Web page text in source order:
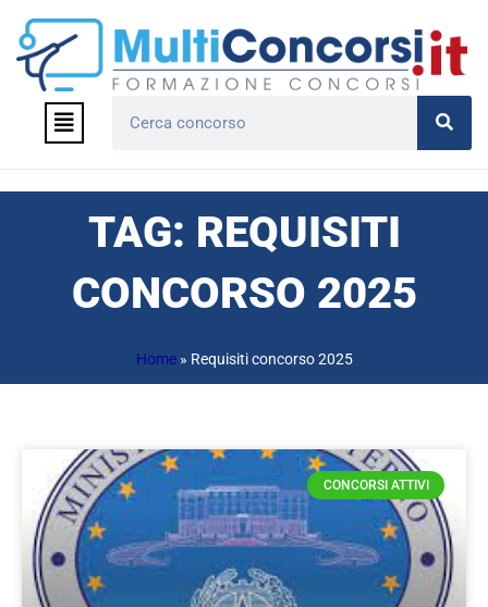
contenuto
Menu
TAG: REQUISITI
CONCORSO 2025
Home» Requisiti concorso 2025
CONCORSI ATTIVI